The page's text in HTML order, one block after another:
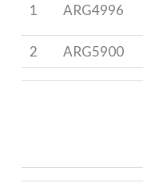
1 ARG4996
2 ARG5900